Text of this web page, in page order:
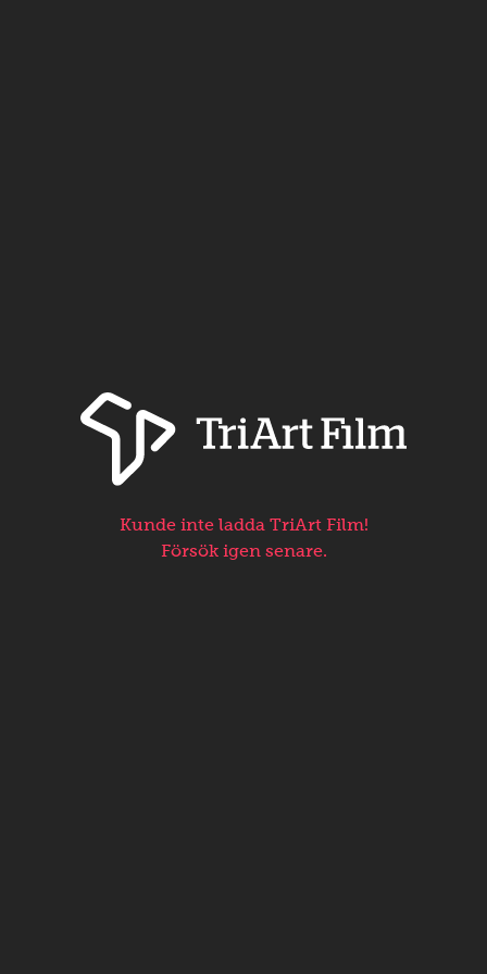
Kunde inte ladda TriArt Film!
Försök igen senare.